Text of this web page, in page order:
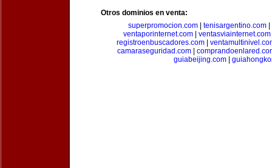
Otros dominios en venta:
superpromocion.com
tenisargentino.com
ventaporinternet.com
ventasviainternet.com
registroenbuscadores.com
camaraseguridad.com
guiabeijing.com|